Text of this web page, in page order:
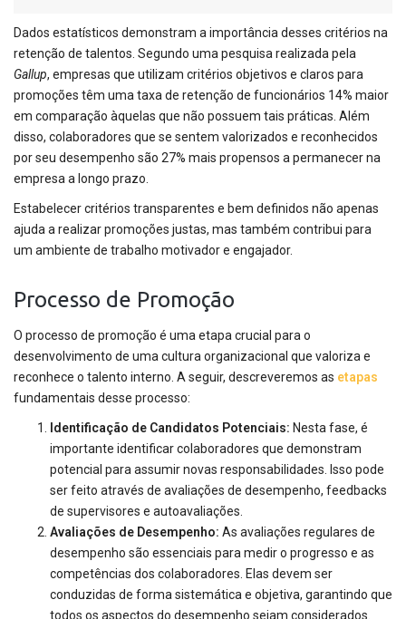
Dados estatísticos demonstram a importância desses critérios na
retenção de talentos. Segundo uma pesquisa realizada pela
Gallup, empresas que utilizam critérios objetivos e claros para
promoções têm uma taxa de retenção de funcionários 14% maior
em comparação àquelas que não possuem tais práticas. Além
disso, colaboradores que se sentem valorizados e reconhecidos
por seu desempenho são 27% mais propensos a permanecer na
empresa a longo prazo.
Estabelecer critérios transparentes e bem definidos não apenas
ajuda a realizar promoções justas, mas também contribui para
um ambiente de trabalho motivador e engajador.
Processo de Promoção
O processo de promoção é uma etapa crucial para o
desenvolvimento de uma cultura organizacional que valoriza e
reconhece o talento interno. A seguir, descreveremos as etapas
fundamentais desse processo:
Identificação de Candidatos Potenciais: Nesta fase, é
importante identificar colaboradores que demonstram
potencial para assumir novas responsabilidades. Isso pode
ser feito através de avaliações de desempenho, feedbacks
de supervisores e autoavaliações.
Avaliações de Desempenho: As avaliações regulares de
desempenho são essenciais para medir o progresso e as
competências dos colaboradores. Elas devem ser
conduzidas de forma sistemática e objetiva, garantindo que
todos os aspectos do desempenho sejam considerados.